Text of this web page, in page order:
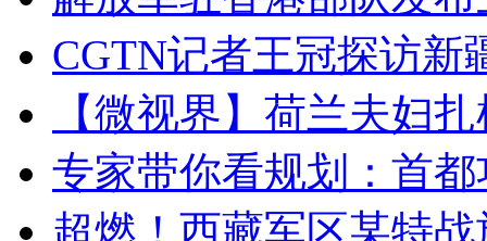
CGTN记者王冠探访新
【微视界】荷兰夫妇
专家带你看规划：首
超燃！西藏军区某特